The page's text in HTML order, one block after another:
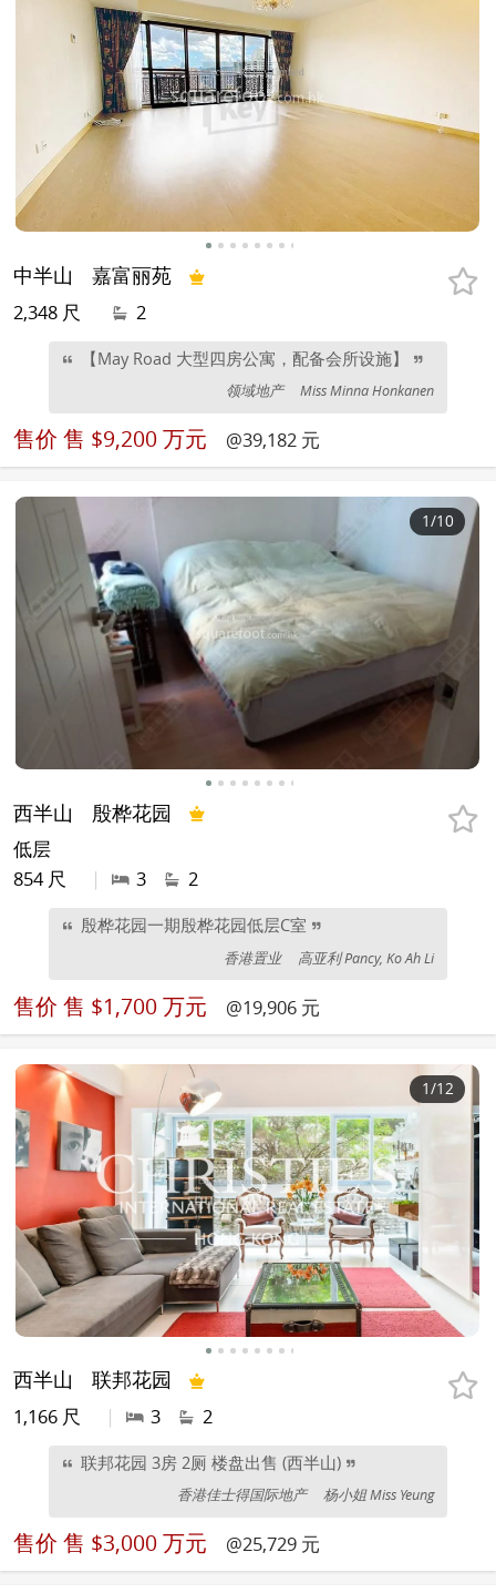
中半山 嘉富丽苑
2,348 尺 2
【May Road 大型四房公寓，配备会所设施】
领域地产 Miss Minna Honkanen
售价 售 $9,200 万元 @39,182 元
1/10
西半山 殷桦花园
低层
854 尺
| 3 2
殷桦花园一期殷桦花园低层C室
香港置业 高亚利 Pancy, Ko Ah Li
售价 售 $1,700 万元 @19,906 元
1/12
西半山 联邦花园
1,166 尺 | 3 2
联邦花园 3房 2厕 楼盘出售 (西半山)
香港佳士得国际地产 杨小姐 Miss Yeung
售价 售 $3,000 万元 @25,729 元